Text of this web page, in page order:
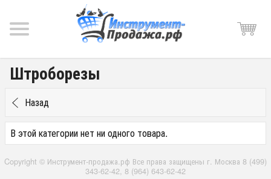
Штроборезы
Назад
В этой категории нет ни одного товара.
Copyright © Инструмент-продажа.рф Все права защищены г. Москва 8 (499)
343-62-42, 8 (964) 643-62-42